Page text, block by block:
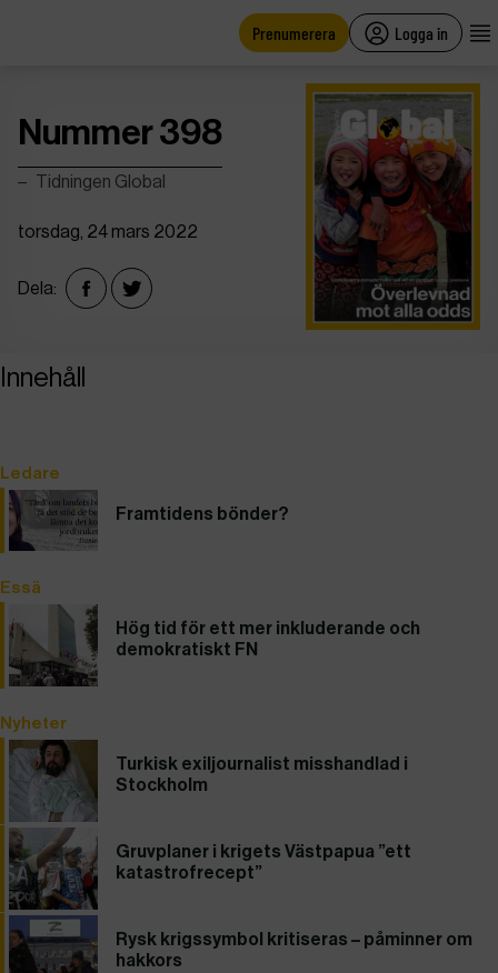
Prenumerera Logga in
Nummer 398
Tidningen Global
torsdag, 24 mars 2022
Dela:
Innehåll
Ledare
Framtidens bönder?
Essä
Hög tid för ett mer inkluderande och
demokratiskt FN
Nyheter
Turkisk exiljournalist misshandlad i
Stockholm
Gruvplaner i krigets Västpapua ”ett
katastrofrecept”
Rysk krigssymbol kritiseras – påminner om
hakkors